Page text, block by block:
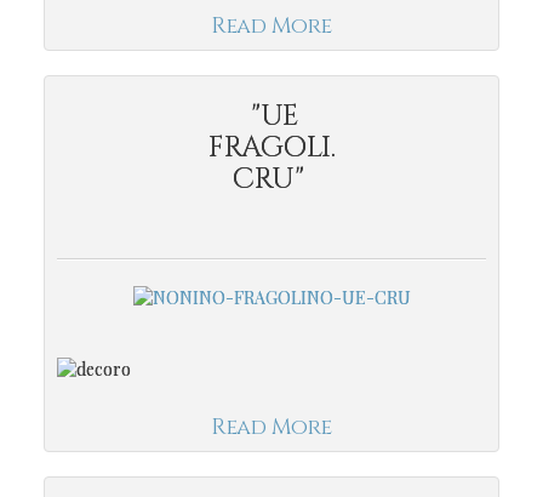
Read More
"UE
FRAGOLI.
CRU"
Read More